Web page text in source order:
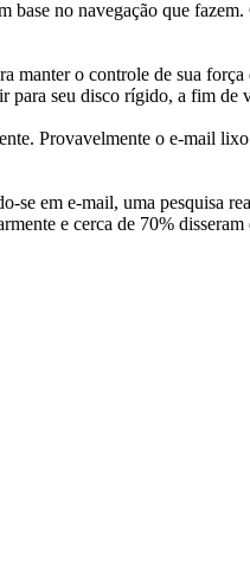
no navegação que
o controle de sua
seu disco rígido, a fim
Provavelmente o e-mail
se em e-mail, uma pesquisa
e cerca de 70%